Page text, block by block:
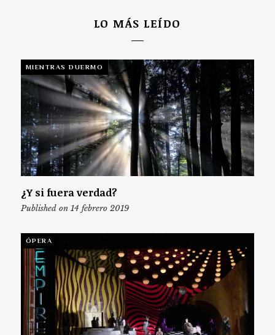
LO MÁS LEÍDO
MIENTRAS DUERMO
¿Y si fuera verdad?
Published on 14 febrero 2019
ÓPERA